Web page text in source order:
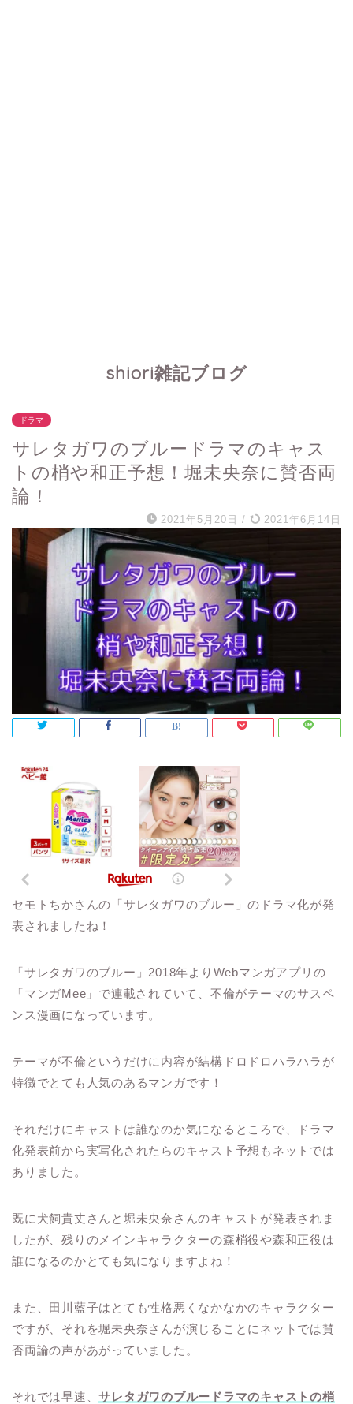
shiori雑記ブログ
ドラマ
サレタガワのブルードラマのキャス
トの梢や和正予想！堀未央奈に賛否両
論！
2021年5月20日 / 2021年6月14日
セモトちかさんの「サレタガワのブルー」のドラマ化が発
表されましたね！
「サレタガワのブルー」2018年よりWebマンガアプリの
「マンガMee」で連載されていて、不倫がテーマのサスペ
ンス漫画になっています。
テーマが不倫というだけに内容が結構ドロドロハラハラが
特徴でとても人気のあるマンガです！
それだけにキャストは誰なのか気になるところで、ドラマ
化発表前から実写化されたらのキャスト予想もネットでは
ありました。
既に犬飼貴丈さんと堀未央奈さんのキャストが発表されま
したが、残りのメインキャラクターの森梢役や森和正役は
誰になるのかとても気になりますよね！
また、田川藍子はとても性格悪くなかなかのキャラクター
ですが、それを堀未央奈さんが演じることにネットでは賛
否両論の声があがっていました。
それでは早速、サレタガワのブルードラマのキャストの梢